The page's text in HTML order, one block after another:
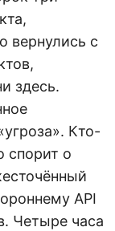
вернулись с
здесь.
Кто-
спорит о
API
Четыре часа